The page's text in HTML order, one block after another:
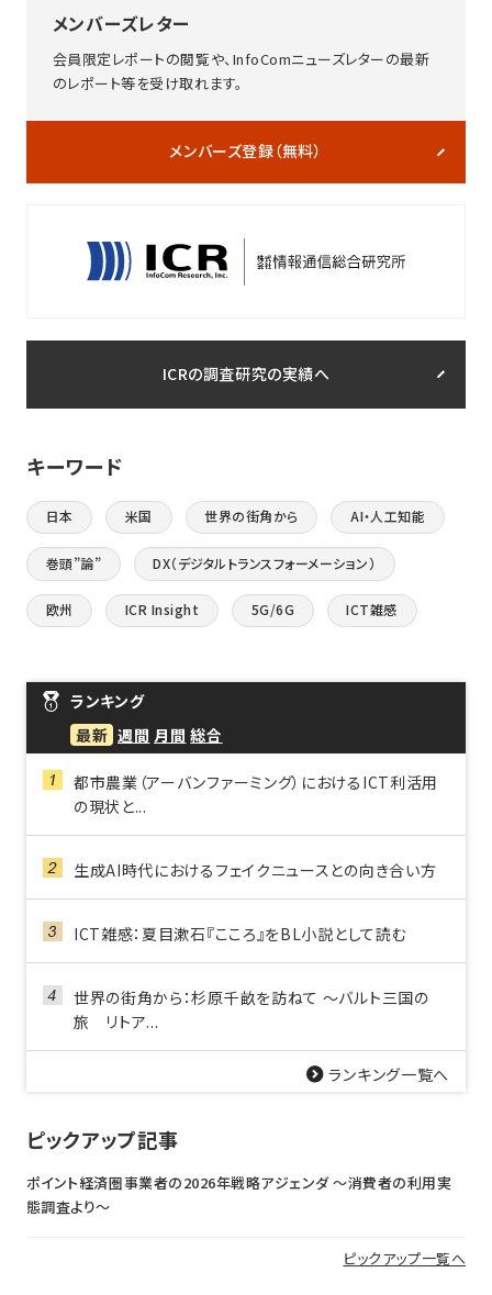
メンバーズレター
会員限定レポートの閲覧や、InfoComニューズレターの最新
のレポート等を受け取れます。
メンバーズ登録（無料）
ICRの調査研究の実績へ
キーワード
日本 米国 世界の街角から AI・人工知能
巻頭”論” DX（デジタルトランスフォーメーション）
欧州 ICR Insight 5G/6G ICT雑感
ランキング
最新 週間 月間 総合
都市農業（アーバンファーミング）におけるICT利活用
の現状と...
生成AI時代におけるフェイクニュースとの向き合い方
ICT雑感：夏目漱石『こころ』をBL小説として読む
世界の街角から：杉原千畝を訪ねて ～バルト三国の
旅 リトア...
ランキング一覧へ
ピックアップ記事
ポイント経済圏事業者の2026年戦略アジェンダ 〜消費者の利用実
態調査より〜
ピックアップ一覧へ